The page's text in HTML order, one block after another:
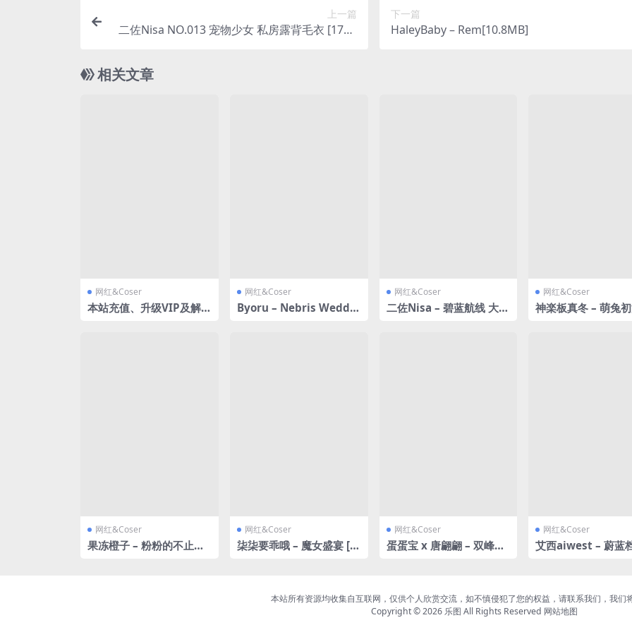
上一篇
二佐Nisa NO.013 宠物少女 私房露背毛衣 [17P3
下一篇
HaleyBaby – Rem[10.8MB]
相关文章
网红&Coser
本站充值、升级VIP及解
网红&Coser
Byoru – Nebris Weddin
网红&Coser
二佐Nisa – 碧蓝航线 大凤
网红&Coser
神楽板真冬 – 萌兔
网红&Coser
果冻橙子 – 粉粉的不止是
网红&Coser
柒柒要乖哦 – 魔女盛宴 [1
网红&Coser
蛋蛋宝 x 唐翩翩 – 双峰对
网红&Coser
艾西aiwest – 蔚蓝
本站所有资源均收集自互联网，仅供个人欣赏交流，如不慎侵犯了您的权益，请联系我们，我们
Copyright © 2026 乐图 All Rights Reserved 网站地图